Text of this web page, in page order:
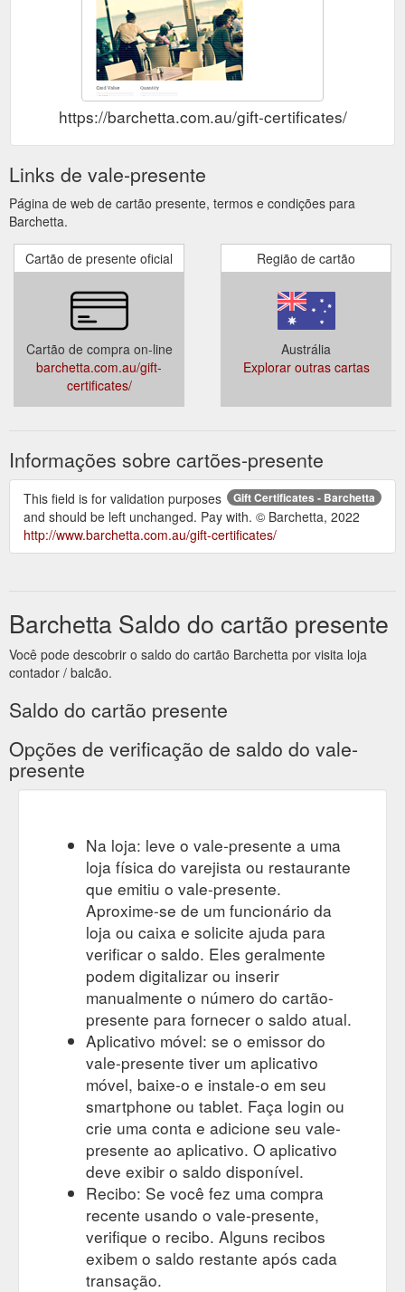
https://barchetta.com.au/gift-certificates/
Links de vale-presente
Página de web de cartão presente, termos e condições para
Barchetta.
Cartão de presente oficial
Cartão de compra on-line
barchetta.com.au/gift-
certificates/
Região de cartão
Austrália
Explorar outras cartas
Informações sobre cartões-presente
Gift Certificates - Barchetta
This field is for validation purposes
and should be left unchanged. Pay with. © Barchetta, 2022
http://www.barchetta.com.au/gift-certificates/
Barchetta Saldo do cartão presente
Você pode descobrir o saldo do cartão Barchetta por visita loja
contador / balcão.
Saldo do cartão presente
Opções de verificação de saldo do vale-
presente
Na loja: leve o vale-presente a uma
loja física do varejista ou restaurante
que emitiu o vale-presente.
Aproxime-se de um funcionário da
loja ou caixa e solicite ajuda para
verificar o saldo. Eles geralmente
podem digitalizar ou inserir
manualmente o número do cartão-
presente para fornecer o saldo atual.
Aplicativo móvel: se o emissor do
vale-presente tiver um aplicativo
móvel, baixe-o e instale-o em seu
smartphone ou tablet. Faça login ou
crie uma conta e adicione seu vale-
presente ao aplicativo. O aplicativo
deve exibir o saldo disponível.
Recibo: Se você fez uma compra
recente usando o vale-presente,
verifique o recibo. Alguns recibos
exibem o saldo restante após cada
transação.